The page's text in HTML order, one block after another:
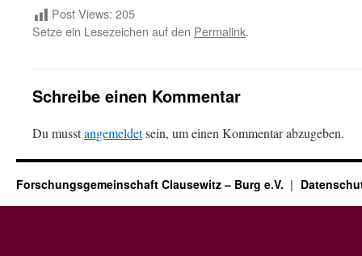
Post Views: 205
Setze ein Lesezeichen auf den Permalink.
Schreibe einen Kommentar
Du musstangemeldetsein, um einen Kommentar abzugeben.
Forschungsgemeinschaft Clausewitz – Burg e.V.